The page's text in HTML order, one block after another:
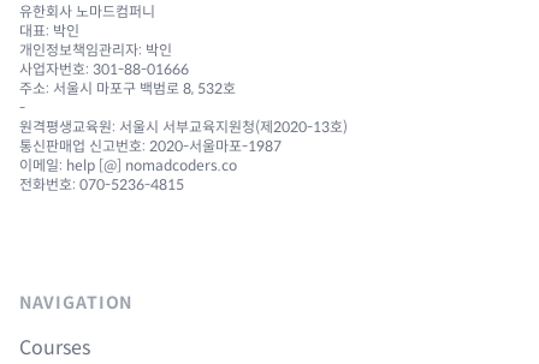
유한회사 노마드컴퍼니
대표: 박인
개인정보책임관리자: 박인
사업자번호: 301-88-01666
주소: 서울시 마포구 백범로 8, 532호
-
원격평생교육원: 서울시 서부교육지원청(제2020-13호)
통신판매업 신고번호: 2020-서울마포-1987
이메일: help [@] nomadcoders.co
전화번호: 070-5236-4815
NAVIGATION
Courses